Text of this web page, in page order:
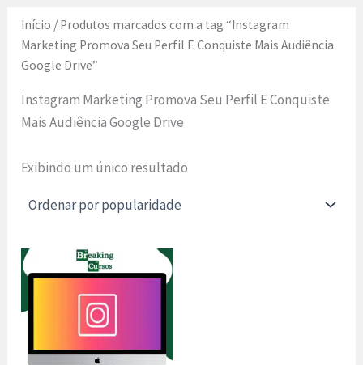
Início / Produtos marcados com a tag “Instagram
Marketing Promova Seu Perfil E Conquiste Mais Audiência
Google Drive”
Instagram Marketing Promova Seu Perfil E Conquiste
Mais Audiência Google Drive
Exibindo um único resultado